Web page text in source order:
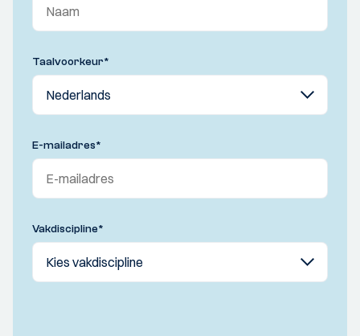
Taalvoorkeur*
E-mailadres*
Vakdiscipline*